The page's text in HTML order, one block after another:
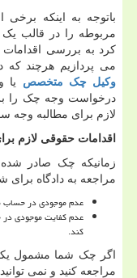
باتوجه به اینکه
مربوطه را در قالب
کرد به بررسی
می پردازیم هرچند که
وکیل چک متخصص یا
درخواست وجه چک را
لازم برای مطالبه وجه
اقدامات حقوقی لازم
زمانیکه چک صادر
مراجعه به دادگاه برای
عدم موجودی در حساب
عدم کفایت موجودی در
کند.
اگر چک شما مشمول یکی
مراجعه کنید و نمی